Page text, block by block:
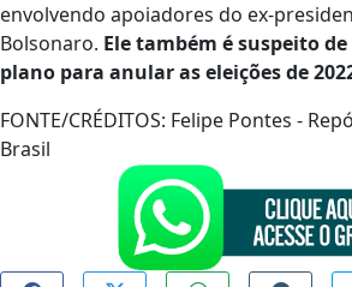
envolvendo apoiadores do ex-
Bolsonaro. Ele também é suspeito
plano para anular as eleições de
FONTE/CRÉDITOS: Felipe Pontes -
Brasil